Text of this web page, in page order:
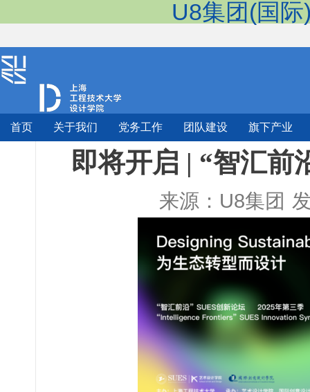
U8集团(国
首页 关于我们 党务工作 团队建设 旗下产业
即将开启 | “智汇前
来源：U8集团